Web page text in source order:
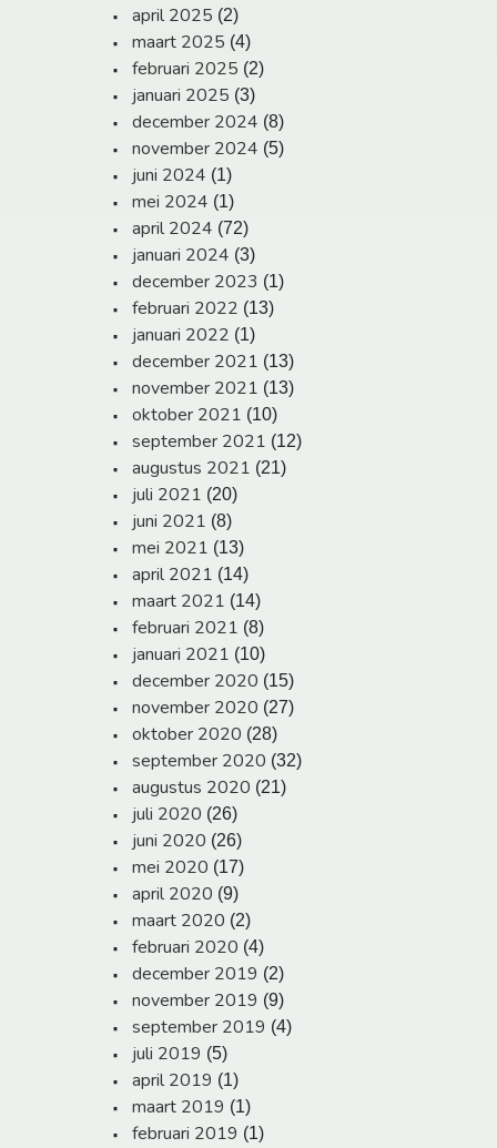
april 2025 (2)
maart 2025 (4)
februari 2025 (2)
januari 2025 (3)
december 2024 (8)
november 2024 (5)
juni 2024 (1)
mei 2024 (1)
april 2024 (72)
januari 2024 (3)
december 2023 (1)
februari 2022 (13)
januari 2022 (1)
december 2021 (13)
november 2021 (13)
oktober 2021 (10)
september 2021 (12)
augustus 2021 (21)
juli 2021 (20)
juni 2021 (8)
mei 2021 (13)
april 2021 (14)
maart 2021 (14)
februari 2021 (8)
januari 2021 (10)
december 2020 (15)
november 2020 (27)
oktober 2020 (28)
september 2020 (32)
augustus 2020 (21)
juli 2020 (26)
juni 2020 (26)
mei 2020 (17)
april 2020 (9)
maart 2020 (2)
februari 2020 (4)
december 2019 (2)
november 2019 (9)
september 2019 (4)
juli 2019 (5)
april 2019 (1)
maart 2019 (1)
februari 2019 (1)